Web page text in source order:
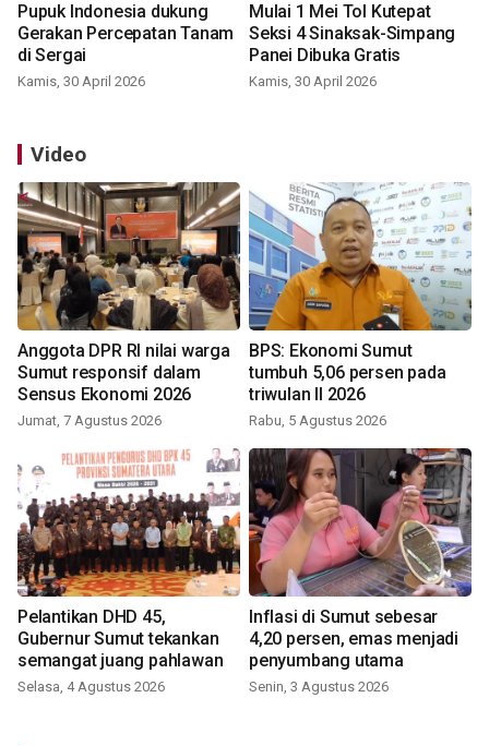
Pupuk Indonesia dukung
Gerakan Percepatan Tanam
di Sergai
Kamis, 30 April 2026
Mulai 1 Mei Tol Kutepat
Seksi 4 Sinaksak-Simpang
Panei Dibuka Gratis
Kamis, 30 April 2026
Video
Anggota DPR RI nilai warga
Sumut responsif dalam
Sensus Ekonomi 2026
Jumat, 7 Agustus 2026
BPS: Ekonomi Sumut
tumbuh 5,06 persen pada
triwulan II 2026
Rabu, 5 Agustus 2026
Pelantikan DHD 45,
Gubernur Sumut tekankan
semangat juang pahlawan
Selasa, 4 Agustus 2026
Inflasi di Sumut sebesar
4,20 persen, emas menjadi
penyumbang utama
Senin, 3 Agustus 2026